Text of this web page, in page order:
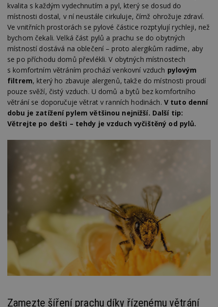
kvalita s každým vydechnutím a pyl, který se dosud do
místnosti dostal, v ní neustále cirkuluje, čímž ohrožuje zdraví.
Ve vnitřních prostorách se pylové částice rozptylují rychleji, než
bychom čekali. Velká část pylů a prachu se do obytných
místností dostává na oblečení – proto alergikům radíme, aby
se po příchodu domů převlékli. V obytných místnostech
s komfortním větráním prochází venkovní vzduch pylovým
filtrem, který ho zbavuje alergenů, takže do místnosti proudí
pouze svěží, čistý vzduch. U domů a bytů bez komfortního
větrání se doporučuje větrat v ranních hodinách. V tuto denní
dobu je zatížení pylem většinou nejnižší. Další tip:
Větrejte po dešti – tehdy je vzduch vyčištěný od pylů.
Zamezte šíření prachu díky řízenému větrání